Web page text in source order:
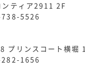
ティア2911 2F
5526
プリンスコート横堀
1656